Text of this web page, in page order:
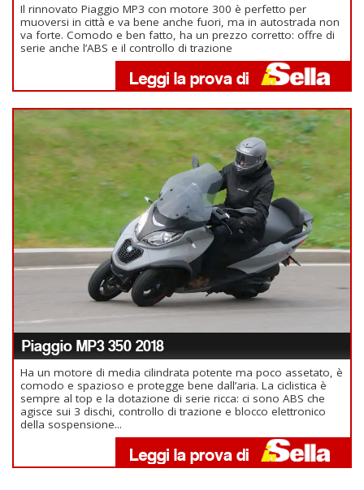
Il rinnovato Piaggio MP3 con motore 300 è perfetto per
muoversi in città e va bene anche fuori, ma in autostrada non
va forte. Comodo e ben fatto, ha un prezzo corretto: offre di
serie anche l’ABS e il controllo di trazione
Piaggio MP3 350 2018
Ha un motore di media cilindrata potente ma poco assetato, è
comodo e spazioso e protegge bene dall’aria. La ciclistica è
sempre al top e la dotazione di serie ricca: ci sono ABS che
agisce sui 3 dischi, controllo di trazione e blocco elettronico
della sospensione...